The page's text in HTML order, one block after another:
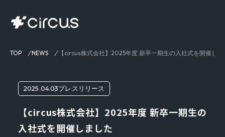
TOP NEWS 【circus株式会社】2025年度 新卒一期生の入社式を開催しま
2025.04.03プレスリリース
【circus株式会社】2025年度 新卒一期生の
入社式を開催しました